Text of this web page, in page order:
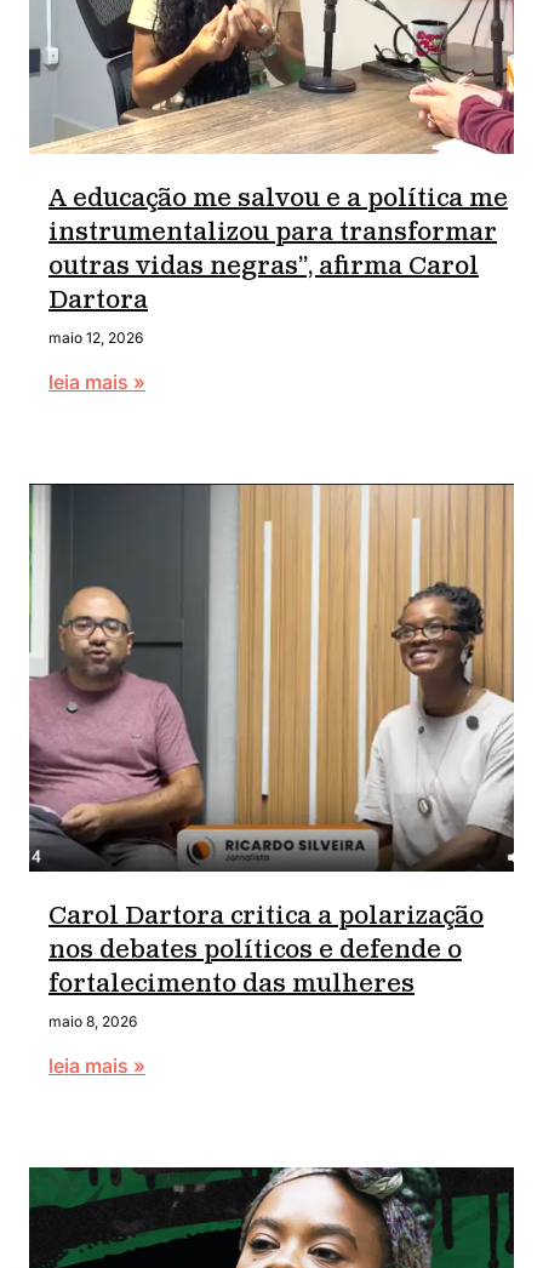
A educação me salvou e a política me
instrumentalizou para transformar
outras vidas negras”, afirma Carol
Dartora
maio 12, 2026
leia mais »
Carol Dartora critica a polarização
nos debates políticos e defende o
fortalecimento das mulheres
maio 8, 2026
leia mais »